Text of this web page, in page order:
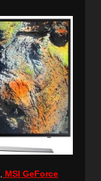
MSI GeForce